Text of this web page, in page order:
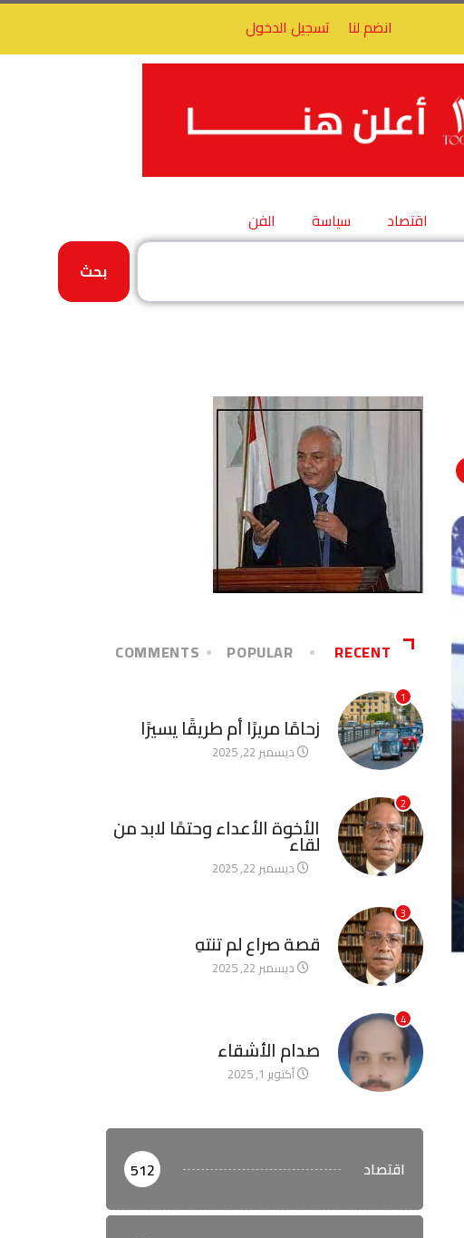
انضم لنا تسجيل الدخول
اقتصاد سياسة
الفن
بحث
RECENT
POPULAR
COMMENTS
1
زحامًا مريرًا أم طريقًا يسيرًا
ديسمبر 22, 2025
2
الأخوة الأعداء وحتمًا لابد من
لقاء
ديسمبر 22, 2025
3
قصة صراع لم تنتهِ
ديسمبر 22, 2025
4
صدام الأشقاء
أكتوبر 1, 2025
اقتصاد 512